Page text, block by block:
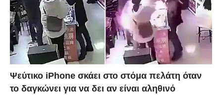
Ψεύτικο iPhone σκάει στο στόμα πελάτη όταν
το δαγκώνει για να δει αν είναι αληθινό